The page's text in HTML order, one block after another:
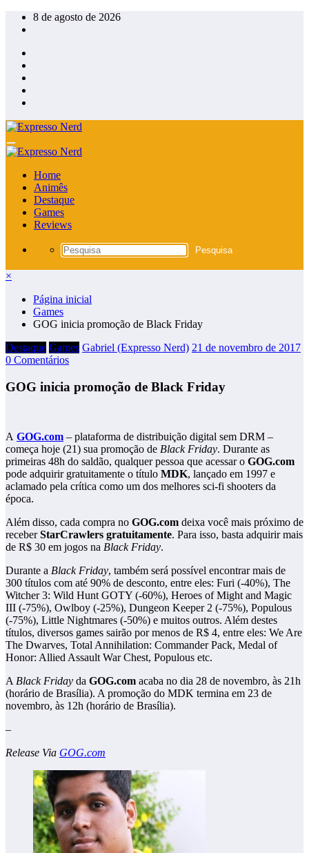
Pular
para
conteúdo
8 de agosto de 2026
Home
Animês
Destaque
Games
Reviews
×
Página inicial
Games
GOG inicia promoção de Black Friday
Destaque Games Gabriel (Expresso Nerd) 21 de novembro de 2017
0 Comentários
GOG inicia promoção de Black Friday
A GOG.com – plataforma de distribuição digital sem DRM –
começa hoje (21) sua promoção de Black Friday. Durante as
primeiras 48h do saldão, qualquer pessoa que acessar o GOG.com
pode adquirir gratuitamente o título MDK, lançado em 1997 e
aclamado pela crítica como um dos melhores sci-fi shooters da
época.
Além disso, cada compra no GOG.com deixa você mais próximo de
receberStarCrawlers gratuitamente. Para isso, basta adquirir mais
de R$ 30 em jogos na Black Friday.
Durante a Black Friday, também será possível encontrar mais de
300 títulos com até 90% de desconto, entre eles: Furi (-40%), The
Witcher 3: Wild Hunt GOTY (-60%), Heroes of Might and Magic
III (-75%), Owlboy (-25%), Dungeon Keeper 2 (-75%), Populous
(-75%), Little Nightmares (-50%) e muitos outros. Além destes
títulos, diversos games sairão por menos de R$ 4, entre eles: We Are
The Dwarves, Total Annihilation: Commander Pack, Medal of
Honor: Allied Assault War Chest, Populous etc.
ABlack Friday da GOG.com acaba no dia 28 de novembro, às 21h
(horário de Brasília). A promoção do MDK termina em 23 de
novembro, às 12h (horário de Brasília).
–
Release Via GOG.com